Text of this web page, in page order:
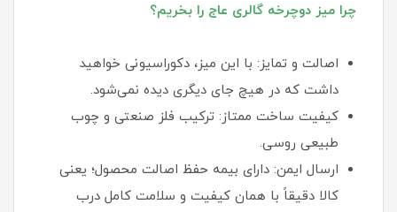
چرا میز دوچرخه گالری عاج را بخریم؟
اصالت و تمایز: با این میز، دکوراسیونی خواهید
داشت که در هیچ جای دیگری دیده نمی‌شود.
کیفیت ساخت ممتاز: ترکیب فلز صنعتی و چوب
طبیعی روسی.
ارسال ایمن: دارای بیمه حفظ اصالت محصول؛ یعنی
کالا دقیقاً با همان کیفیت و سلامت کامل درب